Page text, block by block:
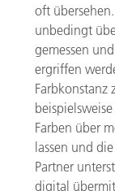
oft
unbedingt
gemessen
ergriffen
Farbkonstanz
Farben über
lassen und
Partner
digital